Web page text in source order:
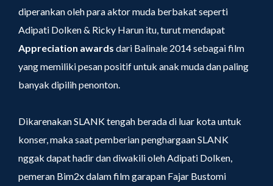
diperankan oleh para aktor muda berbakat seperti
Adipati Dolken & Ricky Harun itu, turut mendapat
Appreciation awards dari Balinale 2014 sebagai film
yang memiliki pesan positif untuk anak muda dan paling
banyak dipilih penonton.
Dikarenakan SLANK tengah berada di luar kota untuk
konser, maka saat pemberian penghargaan SLANK
nggak dapat hadir dan diwakili oleh Adipati Dolken,
pemeran Bim2x dalam film garapan Fajar Bustomi